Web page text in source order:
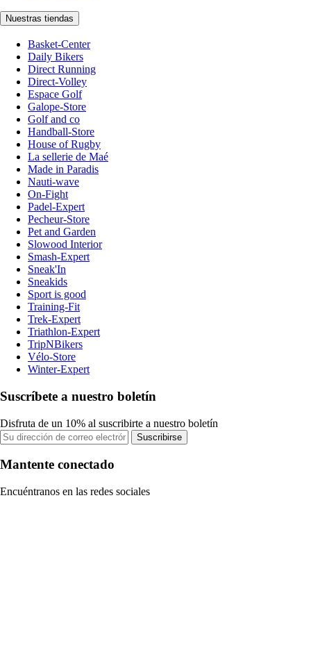
Nuestras tiendas
Basket-Center
Daily Bikers
Direct Running
Direct-Volley
Espace Golf
Galope-Store
Golf and co
Handball-Store
House of Rugby
La sellerie de Maé
Made in Paradis
Nauti-wave
On-Fight
Padel-Expert
Pecheur-Store
Pet and Garden
Slowood Interior
Smash-Expert
Sneak'In
Sneakids
Sport is good
Training-Fit
Trek-Expert
Triathlon-Expert
TripNBikers
Vélo-Store
Winter-Expert
Suscríbete a nuestro boletín
Disfruta de un 10% al suscribirte a nuestro boletín
Suscribirse
Mantente conectado
Encuéntranos en las redes sociales